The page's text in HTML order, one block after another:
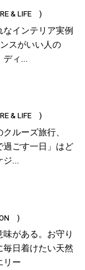
& LIFE )
なインテリア実例
スがいい人の
ディ...
& LIFE )
ルーズ旅行、
過ごす一日」はど
ジ...
)
味がある。お守り
毎日着けたい天然
リー